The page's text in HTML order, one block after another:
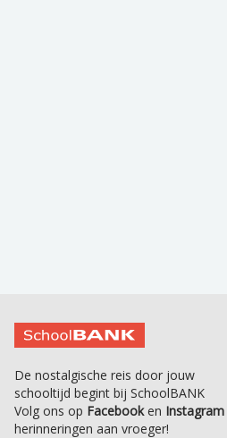
De nostalgische reis door jouw
schooltijd begint bij SchoolBANK
Volg ons op Facebooken Instagram
herinneringen aan vroeger!